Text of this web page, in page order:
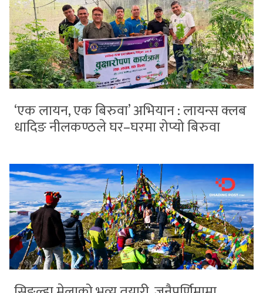
‘एक लायन, एक बिरुवा’ अभियान : लायन्स क्लब
धादिङ नीलकण्ठले घर–घरमा रोप्यो बिरुवा